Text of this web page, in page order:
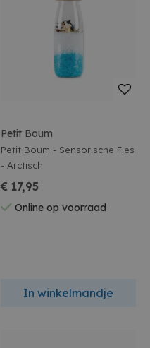
Petit Boum
Petit Boum - Sensorische Fles
- Arctisch
€ 17,95
Online op voorraad
In winkelmandje